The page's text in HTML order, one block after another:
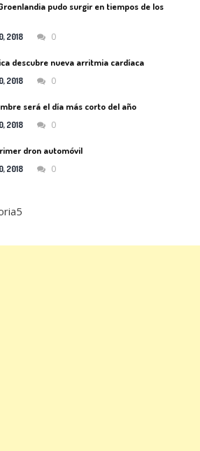
pudo surgir en tiempos de los
2018 0
descubre nueva arritmia cardíaca
2018 0
será el día más corto del año
2018 0
dron automóvil
2018 0